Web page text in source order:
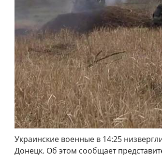
Украинские военные в 14:25
Донецк. Об этом сообщает